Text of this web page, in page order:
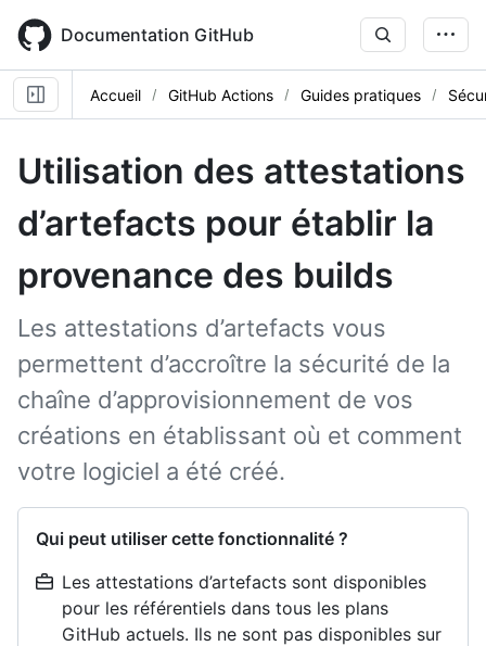
main
content
Documentation GitHub
Accueil GitHub Actions Guides pratiques
Utilisation des attestations
d’artefacts pour établir la
provenance des builds
Les attestations d’artefacts vous
permettent d’accroître la sécurité de la
chaîne d’approvisionnement de vos
créations en établissant où et comment
votre logiciel a été créé.
Qui peut utiliser cette fonctionnalité ?
Les attestations d’artefacts sont disponibles
pour les référentiels dans tous les plans
GitHub actuels. Ils ne sont pas disponibles sur